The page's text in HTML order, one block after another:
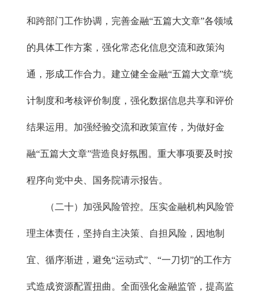
和跨部门工作协调，完善金融“五篇大文章”各领域
的具体工作方案，强化常态化信息交流和政策沟
通，形成工作合力。建立健全金融“五篇大文章”统
计制度和考核评价制度，强化数据信息共享和评价
结果运用。加强经验交流和政策宣传，为做好金
融“五篇大文章”营造良好氛围。重大事项要及时按
程序向党中央、国务院请示报告。
（二十）加强风险管控。压实金融机构风险管
理主体责任，坚持自主决策、自担风险，因地制
宜、循序渐进，避免“运动式”、“一刀切”的工作方
式造成资源配置扭曲。全面强化金融监管，提高监